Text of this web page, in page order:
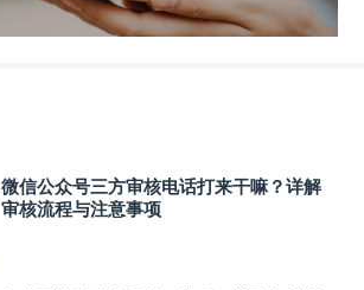
微信公众号三方审核电话打来干嘛？详解
审核流程与注意事项